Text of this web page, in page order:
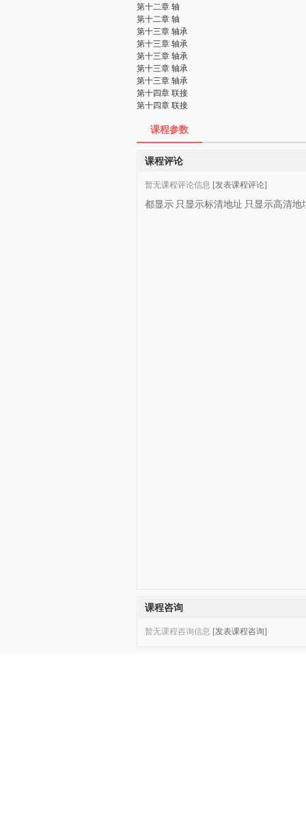
第十二章 轴
第十二章 轴
第十三章 轴承
第十三章 轴承
第十三章 轴承
第十三章 轴承
第十三章 轴承
第十四章 联接
第十四章 联接
课程参数
课程评论
暂无课程评论信息 [发表课程评论]
都显示 只显示标清地址 只显示高清地
课程咨询
暂无课程咨询信息 [发表课程咨询]